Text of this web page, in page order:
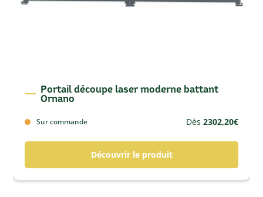
Portail découpe laser moderne battant
Ornano
Sur commande Dès 2302,20€
Découvrir le produit